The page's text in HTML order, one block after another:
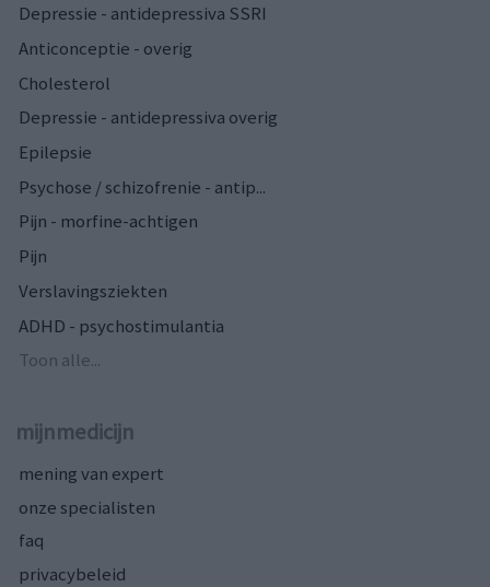
Depressie - antidepressiva SSRI
Anticonceptie - overig
Cholesterol
Depressie - antidepressiva overig
Epilepsie
Psychose / schizofrenie - antip...
Pijn - morfine-achtigen
Pijn
Verslavingsziekten
ADHD - psychostimulantia
Toon alle...
mijnmedicijn
mening van expert
onze specialisten
faq
privacybeleid